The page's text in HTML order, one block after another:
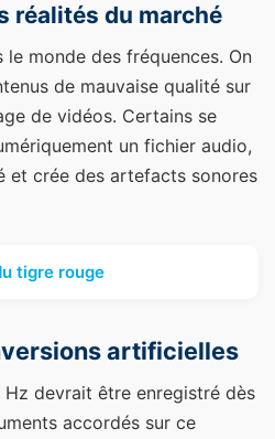
réalités du marché
monde des fréquences. On
de mauvaise qualité sur
de vidéos. Certains se
un fichier audio,
et crée des artefacts sonores
tigre rouge
artificielles
devrait être enregistré dès
accordés sur ce